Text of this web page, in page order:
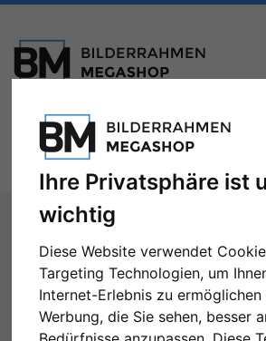
Ihre Privatsphäre ist
wichtig
Diese Website verwendet
Targeting Technologien, um
Internet-Erlebnis zu ermöglichen
Werbung, die Sie sehen, besser
Toggle
navigation
Menü
Sie sind hier: Bilderrahmen
Holzrahmen